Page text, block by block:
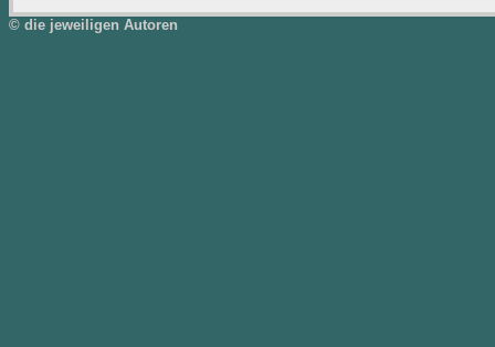
© die jeweiligen Autoren